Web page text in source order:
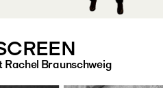
Rachel Braunschweig